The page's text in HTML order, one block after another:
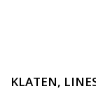
KLATEN,